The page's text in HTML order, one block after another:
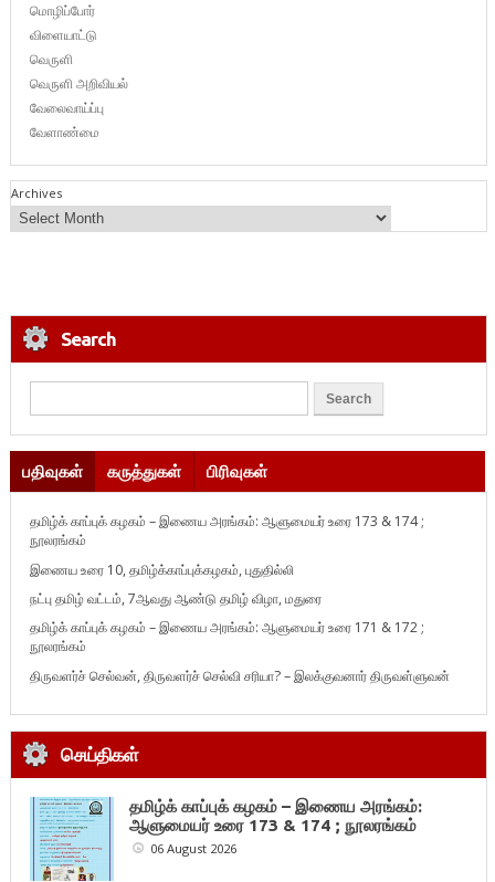
மொழிப்போர்
விளையாட்டு
வெருளி
வெருளி அறிவியல்
வேலைவாய்ப்பு
வேளாண்மை
Archives
Search
பதிவுகள் கருத்துகள் பிரிவுகள்
தமிழ்க் காப்புக் கழகம் – இணைய அரங்கம்: ஆளுமையர் உரை 173 & 174 ;
நூலரங்கம்
இணைய உரை 10, தமிழ்க்காப்புக்கழகம், புதுதில்லி
நட்பு தமிழ் வட்டம், 7ஆவது ஆண்டு தமிழ் விழா, மதுரை
தமிழ்க் காப்புக் கழகம் – இணைய அரங்கம்: ஆளுமையர் உரை 171 & 172 ;
நூலரங்கம்
திருவளர்ச் செல்வன், திருவளர்ச் செல்வி சரியா? – இலக்குவனார் திருவள்ளுவன்
செய்திகள்
தமிழ்க் காப்புக் கழகம் – இணைய அரங்கம்:
ஆளுமையர் உரை 173 & 174 ; நூலரங்கம்
06 August 2026